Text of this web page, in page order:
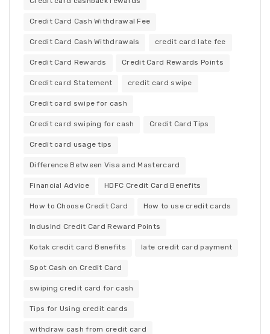
Credit Card Cash Withdrawal Fee
Credit Card Cash Withdrawals credit card late fee
Credit Card Rewards Credit Card Rewards Points
Credit card Statement credit card swipe
Credit card swipe for cash
Credit card swiping for cash Credit Card Tips
Credit card usage tips
Difference Between Visa and Mastercard
Financial Advice HDFC Credit Card Benefits
How to Choose Credit Card How to use credit cards
IndusInd Credit Card Reward Points
Kotak credit card Benefits late credit card payment
Spot Cash on Credit Card
swiping credit card for cash
Tips for Using credit cards
withdraw cash from credit card